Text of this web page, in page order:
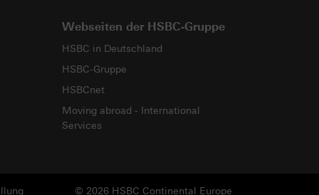
Webseiten der HSBC-Gruppe
HSBC in Deutschland
HSBC-Gruppe
HSBCnet
Moving abroad - International
Services
© 2026 HSBC Continental Europe